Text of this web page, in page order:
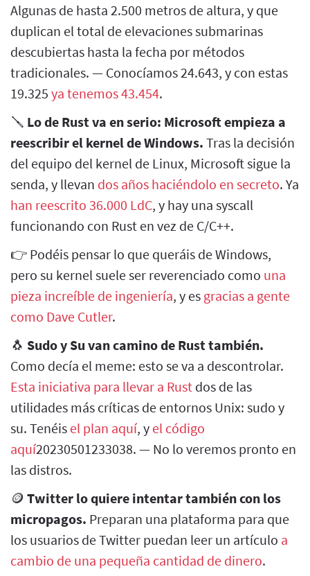
Algunas de hasta 2.500 metros de altura, y que
duplican el total de elevaciones submarinas
descubiertas hasta la fecha por métodos
tradicionales. — Conocíamos 24.643, y con estas
19.325 ya tenemos 43.454.
🪛 Lo de Rust va en serio: Microsoft empieza a
reescribir el kernel de Windows. Tras la decisión
del equipo del kernel de Linux, Microsoft sigue la
senda, y llevan dos años haciéndolo en secreto. Ya
han reescrito 36.000 LdC, y hay una syscall
funcionando con Rust en vez de C/C++.
👉 Podéis pensar lo que queráis de Windows,
pero su kernel suele ser reverenciado como una
pieza increíble de ingeniería, y es gracias a gente
como Dave Cutler.
🐧 Sudo y Su van camino de Rust también.
Como decía el meme: esto se va a descontrolar.
Esta iniciativa para llevar a Rust dos de las
utilidades más críticas de entornos Unix: sudo y
su. Tenéis el plan aquí, y el código
aquí20230501233038. — No lo veremos pronto en
las distros.
🪙 Twitter lo quiere intentar también con los
micropagos. Preparan una plataforma para que
los usuarios de Twitter puedan leer un artículo a
cambio de una pequeña cantidad de dinero.